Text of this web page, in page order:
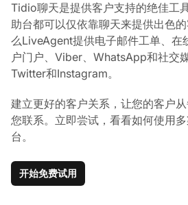
Tidio聊天是提供客户支持的绝佳工
助台都可以仅依靠聊天来提供出色
么LiveAgent提供电子邮件工单、在
户门户、Viber、WhatsApp和社交
Twitter和Instagram。
建立更好的客户关系，让您的客户
您联系。立即尝试，看看如何使用
台。
开始免费试用